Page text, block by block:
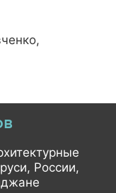
России,